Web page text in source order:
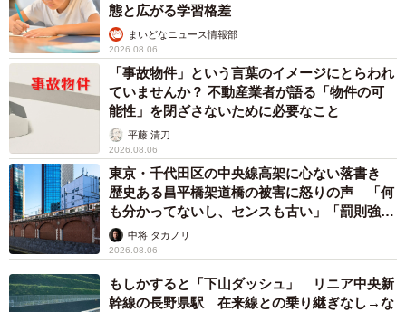
態と広がる学習格差
まいどなニュース情報部
2026.08.06
「事故物件」という言葉のイメージにとらわれ
ていませんか？ 不動産業者が語る「物件の可
能性」を閉ざさないために必要なこと
平藤 清刀
2026.08.06
東京・千代田区の中央線高架に心ない落書き
歴史ある昌平橋架道橋の被害に怒りの声 「何
も分かってないし、センスも古い」「罰則強化
して」中将 タカノリ
2026.08.06
もしかすると「下山ダッシュ」 リニア中央新
幹線の長野県駅 在来線との乗り継ぎなし→な